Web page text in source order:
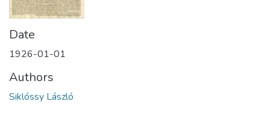
Date
1926-01-01
Authors
Siklóssy László